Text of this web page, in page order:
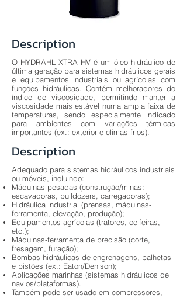
Description
O HYDRAHL XTRA HV é um óleo hidráulico de
última geração para sistemas hidráulicos gerais
e equipamentos industriais ou agrícolas com
funções hidráulicas. Contém melhoradores do
índice de viscosidade, permitindo manter a
viscosidade mais estável numa ampla faixa de
temperaturas, sendo especialmente indicado
para ambientes com variações térmicas
importantes (ex.: exterior e climas frios).
Description
Adequado para sistemas hidráulicos industriais
ou móveis, incluindo:
Máquinas pesadas (construção/minas:
escavadoras, bulldozers, carregadoras);
Hidráulica industrial (prensas, máquinas-
ferramenta, elevação, produção);
Equipamentos agrícolas (tratores, ceifeiras,
etc.);
Máquinas-ferramenta de precisão (corte,
fresagem, furação);
Bombas hidráulicas de engrenagens, palhetas
e pistões (ex.: Eaton/Denison);
Aplicações marinhas (sistemas hidráulicos de
navios/plataformas).
Também pode ser usado em compressores,